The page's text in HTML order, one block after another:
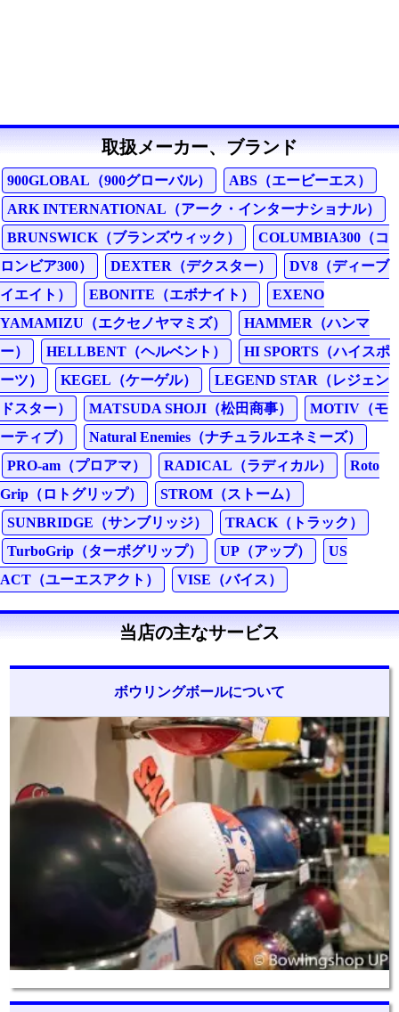
取扱メーカー、ブランド
900GLOBAL（900グローバル）
ABS（エービーエス）
ARK INTERNATIONAL（アーク・インターナショナル）
BRUNSWICK（ブランズウィック）
COLUMBIA300（コ
ロンビア300）
DEXTER（デクスター）
DV8（ディーブ
イエイト）
EBONITE（エボナイト）
EXENO
YAMAMIZU（エクセノヤマミズ）
HAMMER（ハンマ
ー）
HELLBENT（ヘルベント）
HI SPORTS（ハイスポ
ーツ）
KEGEL（ケーゲル）
LEGEND STAR（レジェン
ドスター）
MATSUDA SHOJI（松田商事）
MOTIV（モ
ーティブ）
Natural Enemies（ナチュラルエネミーズ）
PRO-am（プロアマ）
RADICAL（ラディカル）
Roto
Grip（ロトグリップ）
STROM（ストーム）
SUNBRIDGE（サンブリッジ）
TRACK（トラック）
TurboGrip（ターボグリップ）
UP（アップ）
US
ACT（ユーエスアクト）
VISE（バイス）
当店の主なサービス
ボウリングボールについて